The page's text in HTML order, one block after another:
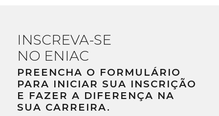
INSCREVA-SE
NO ENIAC
PREENCHA O FORMULÁRIO
PARA INICIAR SUA INSCRIÇÃO
E FAZER A DIFERENÇA NA
SUA CARREIRA.